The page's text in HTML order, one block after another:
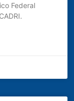
Federal